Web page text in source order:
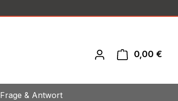
0,00 €
Frage & Antwort